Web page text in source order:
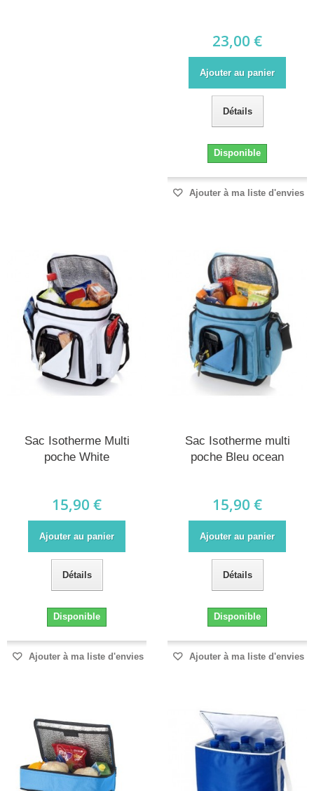
23,00 €
Ajouter au panier
Détails
Disponible
Ajouter à ma liste d'envies
Sac Isotherme Multi
poche White
15,90 €
Ajouter au panier
Détails
Disponible
Ajouter à ma liste d'envies
Sac Isotherme multi
poche Bleu ocean
15,90 €
Ajouter au panier
Détails
Disponible
Ajouter à ma liste d'envies